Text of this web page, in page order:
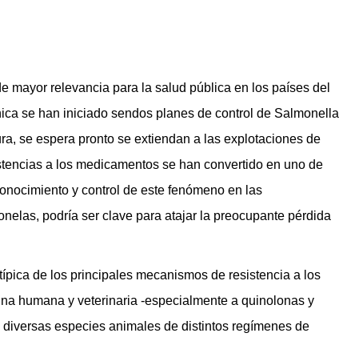
mayor relevancia para la salud pública en los países del
se han iniciado sendos planes de control de Salmonella
se espera pronto se extiendan a las explotaciones de
a los medicamentos se han convertido en uno de
y control de este fenómeno en las
podría ser clave para atajar la preocupante pérdida
de los principales mecanismos de resistencia a los
humana y veterinaria -especialmente a quinolonas y
especies animales de distintos regímenes de